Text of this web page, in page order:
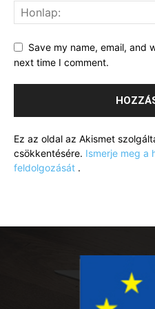
Save my name, email, and
next time I comment.
Ez az oldal az Akismet
csökkentésére. Ismerje meg a
feldolgozását .